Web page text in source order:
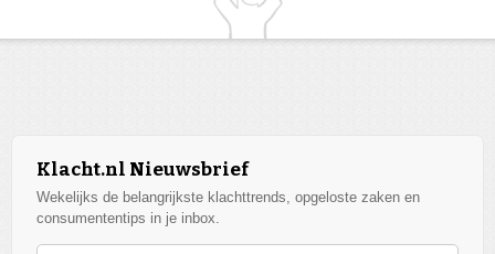
Klacht.nl Nieuwsbrief
Wekelijks de belangrijkste klachttrends, opgeloste zaken en
consumententips in je inbox.